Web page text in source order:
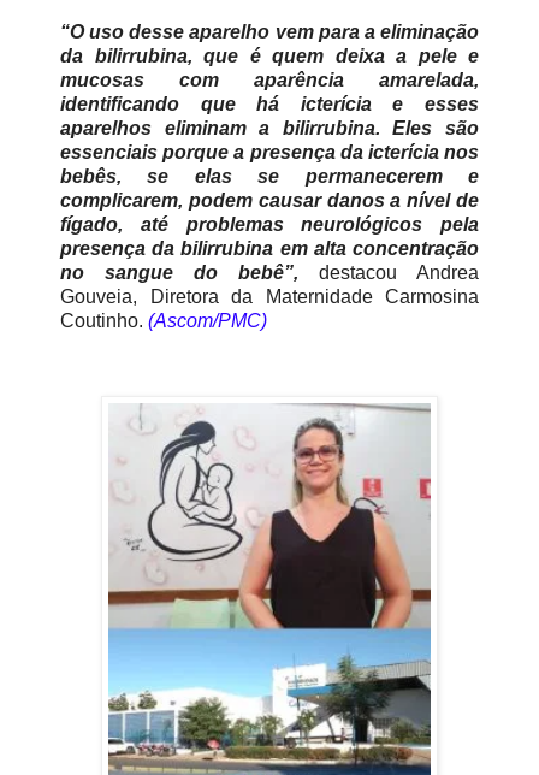
“O uso desse aparelho vem para a eliminação
da bilirrubina, que é quem deixa a pele e
mucosas com aparência amarelada,
identificando que há icterícia e esses
aparelhos eliminam a bilirrubina. Eles são
essenciais porque a presença da icterícia nos
bebês, se elas se permanecerem e
complicarem, podem causar danos a nível de
fígado, até problemas neurológicos pela
presença da bilirrubina em alta concentração
no sangue do bebê”, destacou Andrea
Gouveia, Diretora da Maternidade Carmosina
Coutinho. (Ascom/PMC)